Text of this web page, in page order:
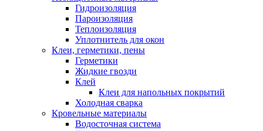
Гидроизоляция
Пароизоляция
Теплоизоляция
Уплотнитель для окон
Клеи, герметики, пены
Герметики
Жидкие гвозди
Клей
Клеи для напольных покрытий
Холодная сварка
Кровельные материалы
Водосточная система